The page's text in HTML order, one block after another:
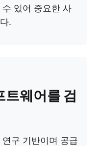
있어 중요한 사
.
웨어를 검
구 기반이며 공급